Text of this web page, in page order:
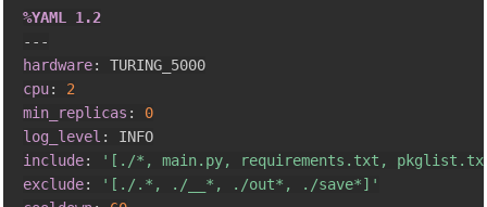
%YAML 1.2
---
hardware:
TURING_5000
cpu:
2
min_replicas :
0
log_level :
INFO
include:
'[./*, main.py, requirements.txt,
exclude:
'[./.*, ./__*, ./out*, ./save*]'